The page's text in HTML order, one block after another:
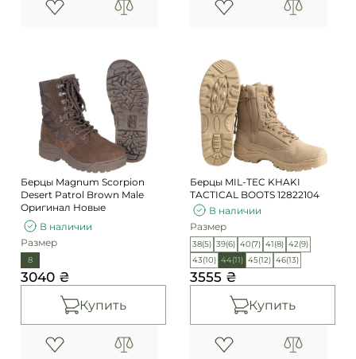
Берцы Magnum Scorpion
Desert Patrol Brown Male
Оригинал Новые
В наличии
Размер
8
3040 ₴
Купить
Берцы MIL-TEC KHAKI
TACTICAL BOOTS 12822104
В наличии
Размер
38(5) 39(6) 40(7) 41(8) 42(9)
43(10) 44(11) 45(12) 46(13)
3555 ₴
Купить